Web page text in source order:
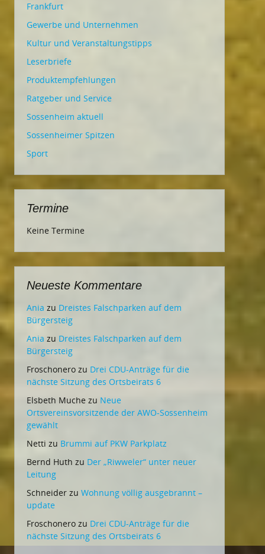
Frankfurt
Gewerbe und Unternehmen
Kultur und Veranstaltungstipps
Leserbriefe
Produktempfehlungen
Ratgeber und Service
Sossenheim aktuell
Sossenheimer Spitzen
Sport
Termine
Keine Termine
Neueste Kommentare
Ania zu Dreistes Falschparken auf dem
Bürgersteig
Ania zu Dreistes Falschparken auf dem
Bürgersteig
Froschonero zu Drei CDU-Anträge für die
nächste Sitzung des Ortsbeirats 6
Elsbeth Muche zu Neue
Ortsvereinsvorsitzende der AWO-Sossenheim
gewählt
Netti zu Brummi auf PKW Parkplatz
Bernd Huth zu Der „Riwweler“ unter neuer
Leitung
Schneider zu Wohnung völlig ausgebrannt –
update
Froschonero zu Drei CDU-Anträge für die
nächste Sitzung des Ortsbeirats 6